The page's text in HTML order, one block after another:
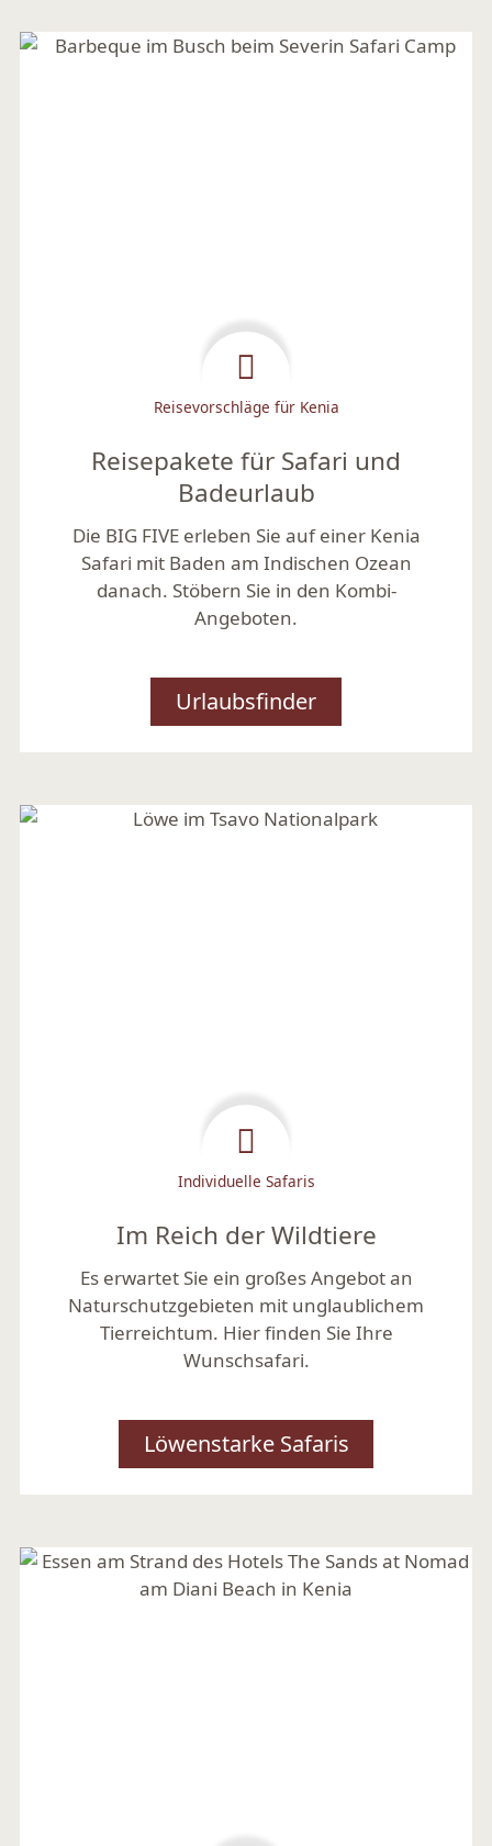
Reisevorschläge für Kenia
Reisepakete für Safari und
Badeurlaub
Die BIG FIVE erleben Sie auf einer Kenia
Safari mit Baden am Indischen Ozean
danach. Stöbern Sie in den Kombi-
Angeboten.
Urlaubsfinder
Individuelle Safaris
Im Reich der Wildtiere
Es erwartet Sie ein großes Angebot an
Naturschutzgebieten mit unglaublichem
Tierreichtum. Hier finden Sie Ihre
Wunschsafari.
Löwenstarke Safaris